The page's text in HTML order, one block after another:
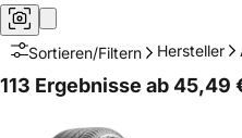
Sortieren/Filtern Hersteller
113 Ergebnisse ab 45,49